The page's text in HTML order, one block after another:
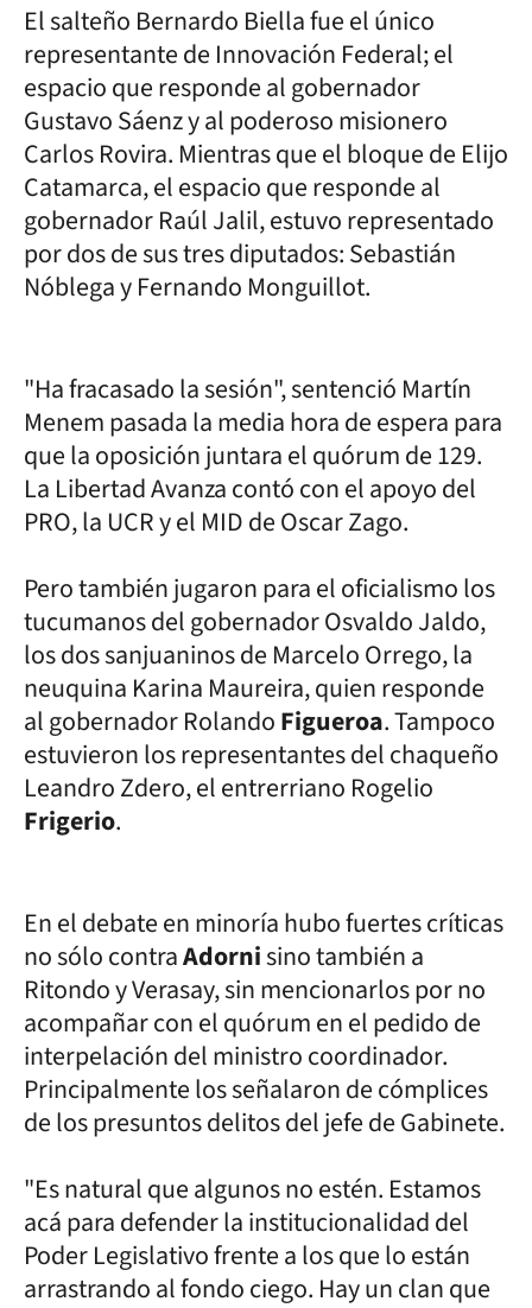
El salteño Bernardo Biella fue el único
representante de Innovación Federal; el
espacio que responde al gobernador
Gustavo Sáenz y al poderoso misionero
Carlos Rovira. Mientras que el bloque de Elijo
Catamarca, el espacio que responde al
gobernador Raúl Jalil, estuvo representado
por dos de sus tres diputados: Sebastián
Nóblega y Fernando Monguillot.
"Ha fracasado la sesión", sentenció Martín
Menem pasada la media hora de espera para
que la oposición juntara el quórum de 129.
La Libertad Avanza contó con el apoyo del
PRO, la UCR y el MID de Oscar Zago.
Pero también jugaron para el oficialismo los
tucumanos del gobernador Osvaldo Jaldo,
los dos sanjuaninos de Marcelo Orrego, la
neuquina Karina Maureira, quien responde
al gobernador RolandoFigueroa. Tampoco
estuvieron los representantes del chaqueño
Leandro Zdero, el entrerriano Rogelio
Frigerio.
En el debate en minoría hubo fuertes críticas
no sólo contraAdornisino también a
Ritondo y Verasay, sin mencionarlos por no
acompañar con el quórum en el pedido de
interpelación del ministro coordinador.
Principalmente los señalaron de cómplices
de los presuntos delitos del jefe de Gabinete.
"Es natural que algunos no estén. Estamos
acá para defender la institucionalidad del
Poder Legislativo frente a los que lo están
arrastrando al fondo ciego. Hay un clan que